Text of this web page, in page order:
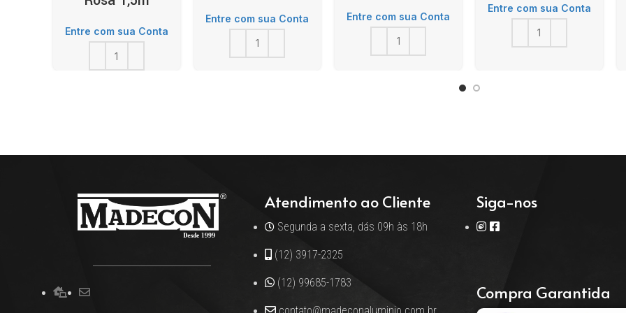
Entre com sua Conta
Entre com sua Conta Entre com sua Conta
Entre com sua Conta
Atendimento ao Cliente
Segunda a sexta, dás 09h às 18h
(12) 3917-2325
(12) 99685-1783
Siga-nos
Compra Garantida